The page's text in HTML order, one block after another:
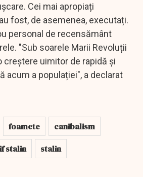
Cei mai apropiați
fost, de asemenea, executați.
personal de recensământ
"Sub soarele Marii Revoluții
creștere uimitor de rapidă și
acum a populației", a declarat
foamete
canibalism
stalin stalin